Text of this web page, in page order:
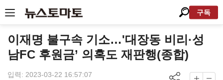
구독
이재명 불구속 기소…'대장동 비리·성
남FC 후원금’ 의혹도 재판행(종합)
입력: 2023-03-22 16:57:07